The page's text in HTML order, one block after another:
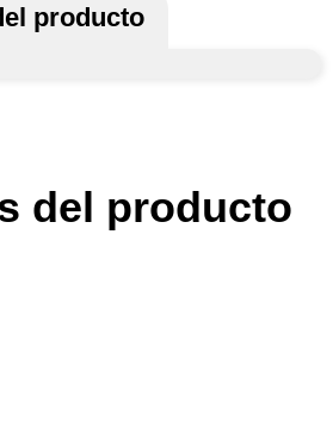
producto
del producto